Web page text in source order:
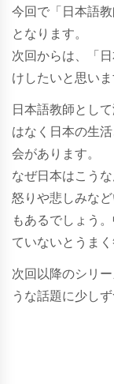
今回で「日本語
となります。
次回からは、「
けしたいと思いま
日本語教師とし
はなく日本の生
会があります。
なぜ日本はこう
怒りや悲しみな
もあるでしょう
ていないとうま
次回以降のシリ
うな話題に少し